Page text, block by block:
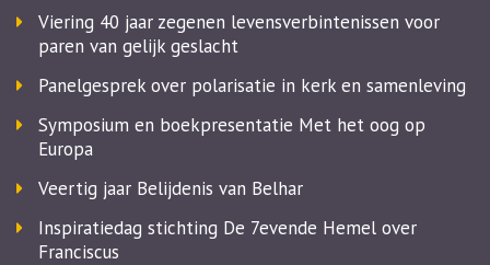
Viering 40 jaar zegenen levensverbintenissen voor
paren van gelijk geslacht
Panelgesprek over polarisatie in kerk en samenleving
Symposium en boekpresentatie Met het oog op
Europa
Veertig jaar Belijdenis van Belhar
Inspiratiedag stichting De 7evende Hemel over
Franciscus